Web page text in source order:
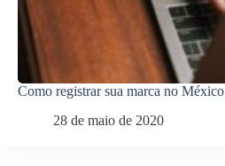
Como registrar sua marca no México
28 de maio de 2020